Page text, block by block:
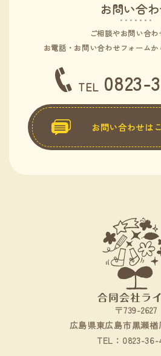
お問い合
ご相談やお問い合わ
お電話・お問い合わせフォームか
TEL 0823-
お問い合わせは
〒739-2627
広島県東広島市黒瀬
TEL： 0823-36-